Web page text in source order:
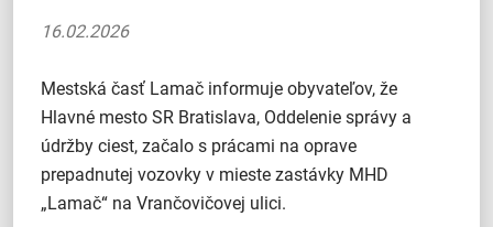
16.02.2026
Mestská časť Lamač informuje obyvateľov, že
Hlavné mesto SR Bratislava, Oddelenie správy a
údržby ciest, začalo s prácami na oprave
prepadnutej vozovky v mieste zastávky MHD
„Lamač“ na Vrančovičovej ulici.